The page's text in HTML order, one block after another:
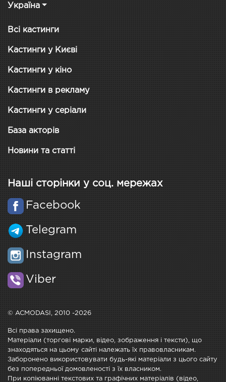
Україна
Всі кастинги
Кастинги у Києві
Кастинги у кіно
Кастинги в рекламу
Кастинги у серіали
База акторів
Новини та статті
Наші сторінки у соц. мережах
Facebook
Telegram
Instagram
Viber
© ACMODASI, 2010 -2026
Всі права захищено.
Матеріали (торгові марки, відео, зображення і тексти), що
знаходяться на цьому сайті належать їх правовласникам.
Заборонено використовувати будь-які матеріали з цього сайту
без попередньої домовленості з їх власником.
При копіюванні текстових та графічних матеріалів (відео,